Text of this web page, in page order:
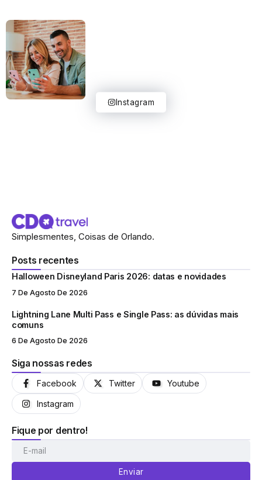
Instagram
Simplesmentes, Coisas de Orlando.
Posts recentes
Halloween Disneyland Paris 2026: datas e novidades
7 De Agosto De 2026
Lightning Lane Multi Pass e Single Pass: as dúvidas mais
comuns
6 De Agosto De 2026
Siga nossas redes
Facebook Twitter Youtube
Instagram
Fique por dentro!
Enviar